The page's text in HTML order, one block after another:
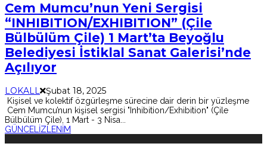
Cem Mumcu’nun Yeni Sergisi
“INHIBITION/EXHIBITION” (Çile
Bülbülüm Çile) 1 Mart’ta Beyoğlu
Belediyesi İstiklal Sanat Galerisi’nde
Açılıyor
LOKALL Şubat 18, 2025
Kişisel ve kolektif özgürleşme sürecine dair derin bir yüzleşme
Cem Mumcu’nun kişisel sergisi "Inhibition/Exhibition" (Çile
Bülbülüm Çile), 1 Mart - 3 Nisa
GÜNCEL İZLENİM